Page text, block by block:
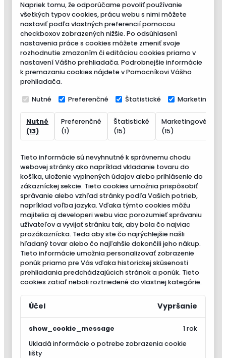
Napriek tomu, že odporúčame povoliť používanie
všetkých typov cookies, prácu webu s nimi môžete
nastaviť podľa vlastných preferencií pomocou
checkboxov zobrazených nižšie. Po odsúhlasení
nastavenia práce s cookies môžete zmeniť svoje
rozhodnutie zmazaním či editáciou cookies priamo v
nastavení Vášho prehliadača. Podrobnejšie informácie
k premazaniu cookies nájdete v Pomocníkovi Vášho
prehliadača.
Nutné Preferenčné Štatistické Marketingové
Nutné
(13)
Preferenčné
(1)
Štatistické
(15)
Marketingové
(15)
Tieto informácie sú nevyhnutné k správnemu chodu
webovej stránky ako napríklad vkladanie tovaru do
košíka, uloženie vyplnených údajov alebo prihlásenie do
zákazníckej sekcie. Tieto cookies umožnia prispôsobiť
správanie alebo vzhľad stránky podľa Vašich potrieb,
napríklad voľba jazyka. Vďaka týmto cookies môžu
majitelia aj developeri webu viac porozumieť správaniu
užívateľov a vyvijať stránku tak, aby bola čo najviac
prozákaznícka. Teda aby ste čo najrýchlejšie našli
hľadaný tovar alebo čo najľahšie dokončili jeho nákup.
Tieto informácie umožnia personalizovať zobrazenie
ponúk priamo pre Vás vďaka historickej skúsenosti
prehliadania predchádzajúcich stránok a ponúk. Tieto
cookies zatiaľ neboli roztriedené do vlastnej kategórie.
Účel Vypršanie
show_cookie_message
Ukladá informácie o potrebe zobrazenia cookie
lišty
1 rok